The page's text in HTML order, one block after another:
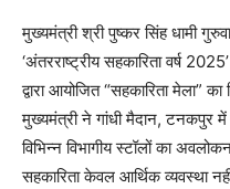
मुख्यमंत्री श्री पुष्कर सिंह धामी
‘अंतरराष्ट्रीय सहकारिता वर्ष
द्वारा आयोजित “सहकारिता मेला”
मुख्यमंत्री ने गांधी मैदान, टनकपुर
विभिन्न विभागीय स्टॉलों का
सहकारिता केवल आर्थिक व्यवस्था